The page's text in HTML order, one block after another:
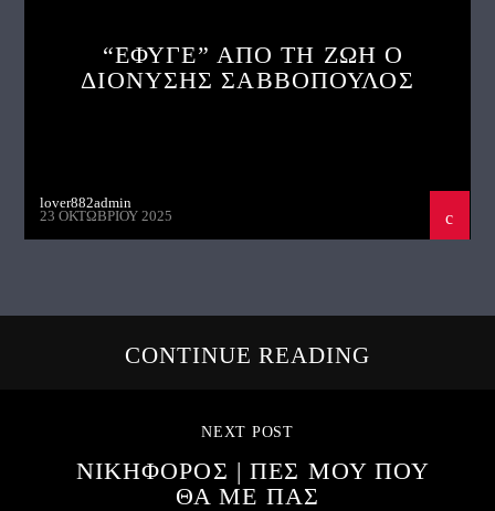
“ΕΦΥΓΕ” ΑΠΟ ΤΗ ΖΩΗ Ο
ΔΙΟΝΥΣΗΣ ΣΑΒΒΟΠΟΥΛΟΣ
lover882admin
23 ΟΚΤΩΒΡΊΟΥ 2025
CONTINUE READING
NEXT POST
ΝΙΚΗΦΟΡΟΣ | ΠΕΣ ΜΟΥ ΠΟΥ
ΘΑ ΜΕ ΠΑΣ